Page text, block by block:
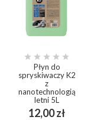
    
Płyn do
spryskiwaczy K2
z
nanotechnologią
letni 5L
12,00 złCena